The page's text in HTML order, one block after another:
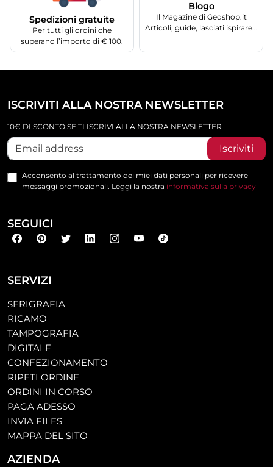
Spedizioni gratuite
Per tutti gli ordini che
superano l’importo di € 100.
Blogo
Il Magazine di Gedshop.it
Articoli, guide, lasciati ispirare...
SERVIZI
SERIGRAFIA
RICAMO
TAMPOGRAFIA
DIGITALE
CONFEZIONAMENTO
RIPETI ORDINE
ORDINI IN CORSO
PAGA ADESSO
INVIA FILES
MAPPA DEL SITO
AZIENDA
ISCRIVITI ALLA NOSTRA NEWSLETTER
10€ DI SCONTO SE TI ISCRIVI ALLA NOSTRA NEWSLETTER
Iscriviti
Acconsento al trattamento dei miei dati personali per ricevere
messaggi promozionali. Leggi la nostra informativa sulla privacy
SEGUICI